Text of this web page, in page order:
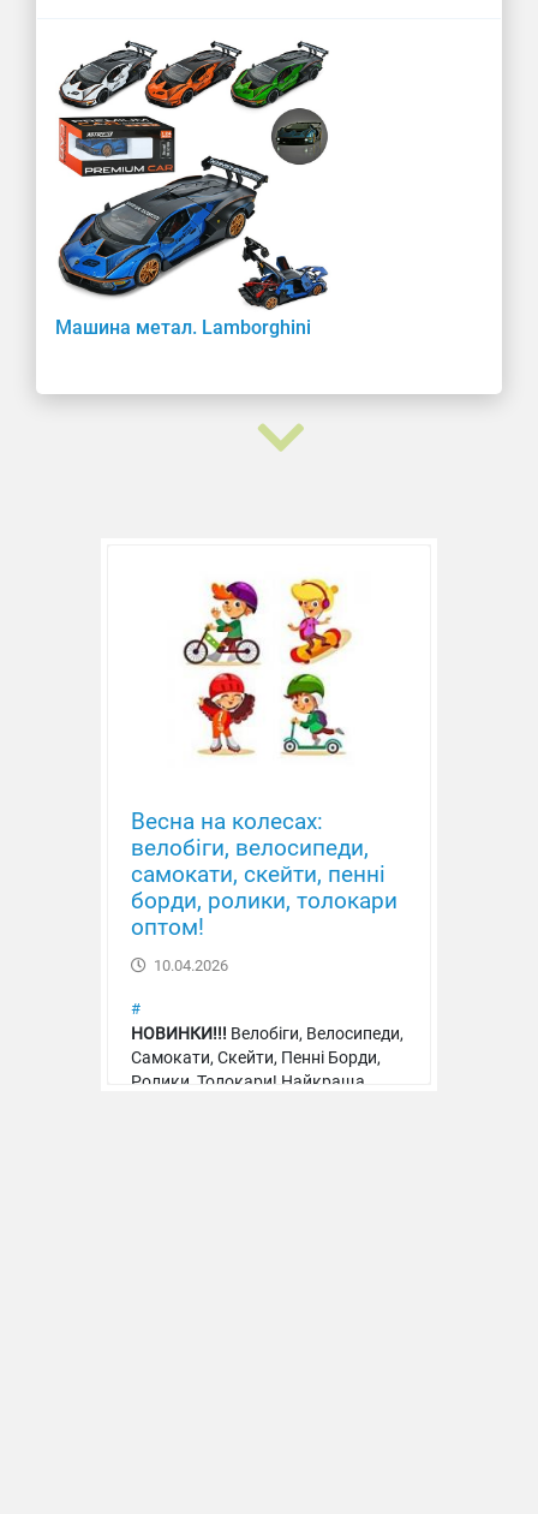
Машина метал. Toyota Land Cruiser
Машина метал. Трактор
Машина пласт. MB G-Class
Весна на колесах:
велобіги, велосипеди,
самокати, скейти, пенні
борди, ролики, толокари
оптом!
10.04.2026
#
НОВИНКИ!!! Велобіги, Велосипеди,
Самокати, Скейти, Пенні Борди,
Ролики, Толокари! Найкраща